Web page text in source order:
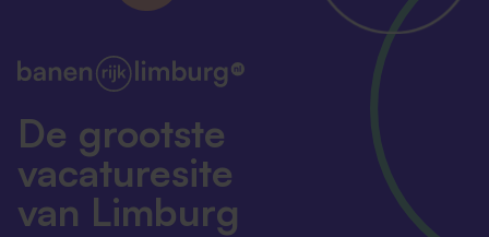
De grootste
vacaturesite
van Limburg